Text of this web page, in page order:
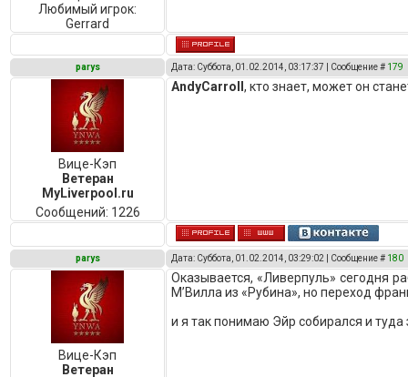
Любимый игрок:
Gerrard
parys Дата: Суббота, 01.02.2014, 03:17:37 | Сообщение # 179
Вице-Кэп
Ветеран
MyLiverpool.ru
Сообщений: 1226
AndyCarroll, кто знает, может он
parys Дата: Суббота, 01.02.2014, 03:29:02 | Сообщение # 180
Вице-Кэп
Ветеран
Оказывается, «Ливерпуль» сегодня
М’Вилла из «Рубина», но переход
и я так понимаю Эйр собирался и туда